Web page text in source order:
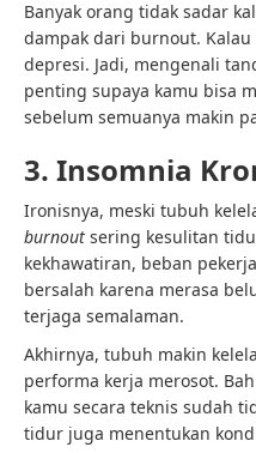
Banyak orang tidak sadar
dampak dari burnout.
depresi. Jadi, mengenali
penting supaya kamu bisa
sebelum semuanya makin
3. Insomnia
Ironisnya, meski tubuh
burnout sering kesulitan
kekhawatiran, beban
bersalah karena merasa
terjaga semalaman.
Akhirnya, tubuh makin
performa kerja merosot.
kamu secara teknis sudah
tidur juga menentukan